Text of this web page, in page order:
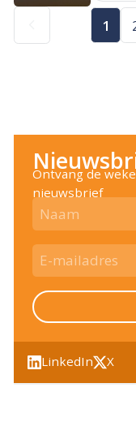
1
Ontvang de
nieuwsbrief
LinkedIn X